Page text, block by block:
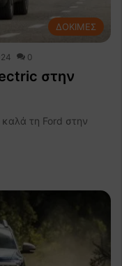
ΔΟΚΙΜΕΣ
0
στην
καλά τη Ford στην